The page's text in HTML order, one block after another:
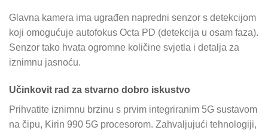
Glavna kamera ima ugrađen napredni senzor s detekcijom
koji omogućuje autofokus Octa PD (detekcija u osam faza).
Senzor tako hvata ogromne količine svjetla i detalja za
iznimnu jasnoću.
Učinkovit rad za stvarno dobro iskustvo
Prihvatite iznimnu brzinu s prvim integriranim 5G sustavom
na čipu, Kirin 990 5G procesorom. Zahvaljujući tehnologiji,